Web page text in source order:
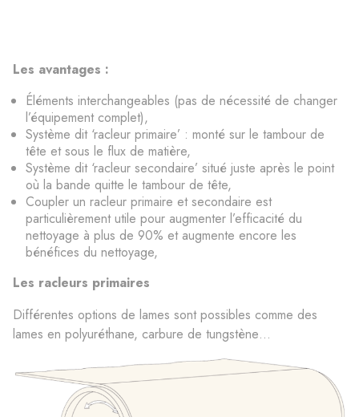
Les avantages :
Éléments interchangeables (pas de nécessité de changer
l’équipement complet),
Système dit ‘racleur primaire’ : monté sur le tambour de
tête et sous le flux de matière,
Système dit ‘racleur secondaire’ situé juste après le point
où la bande quitte le tambour de tête,
Coupler un racleur primaire et secondaire est
particulièrement utile pour augmenter l’efficacité du
nettoyage à plus de 90% et augmente encore les
bénéfices du nettoyage,
Les racleurs primaires
Différentes options de lames sont possibles comme des
lames en polyuréthane, carbure de tungstène…